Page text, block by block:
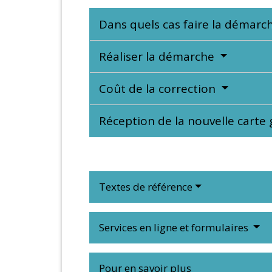
Dans quels cas faire la
Réaliser la démarche
Coût de la correction
Réception de la nouvelle carte
Textes de référence
Services en ligne et formulaires
Pour en savoir plus